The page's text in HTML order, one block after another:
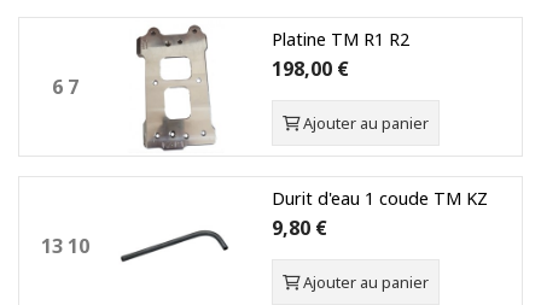
6 7
Platine TM R1 R2
198,00 €
Ajouter au panier
13 10
Durit d'eau 1 coude TM KZ
9,80 €
Ajouter au panier